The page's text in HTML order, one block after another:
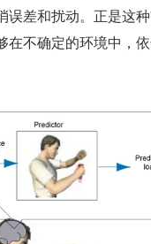
误差和扰动。正是这
在不确定的环境中，